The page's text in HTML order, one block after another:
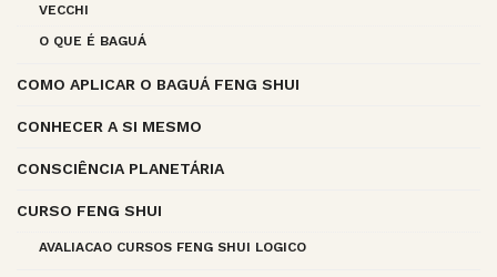
VECCHI
O QUE É BAGUÁ
COMO APLICAR O BAGUÁ FENG SHUI
CONHECER A SI MESMO
CONSCIÊNCIA PLANETÁRIA
CURSO FENG SHUI
AVALIACAO CURSOS FENG SHUI LOGICO